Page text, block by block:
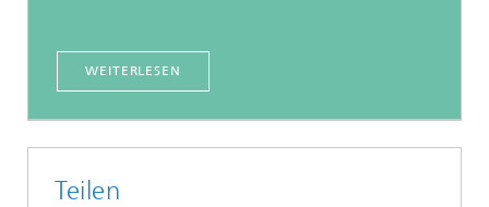
WEITERLESEN
Teilen